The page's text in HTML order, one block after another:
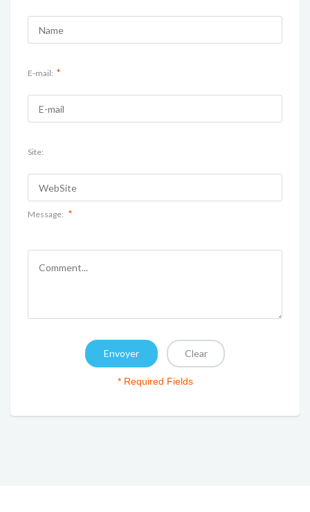
E-mail: *
Site:
Message: *
* Required Fields